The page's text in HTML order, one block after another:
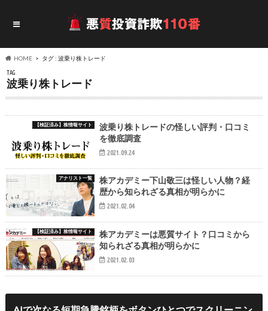
HOME タグ : 波乗り株トレード
TAG
波乗り株トレード
【検証済み】株情報サイト
波乗り株トレードの怪しい評判・口コミ
を徹底調査
2021.09.24
アナリスト一覧
株アカデミー下山敬三は怪しい人物？経
歴から知られざる真相が明らかに
2021.02.04
【検証済み】株情報サイト
株アカデミーは悪質サイト？口コミから
知られざる真相が明らかに
2021.02.03